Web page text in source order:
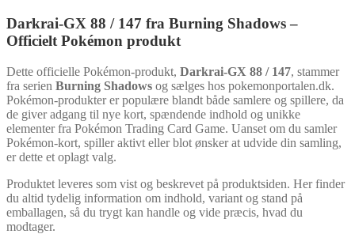
Darkrai-GX 88 / 147 fra Burning Shadows –
Officielt Pokémon produkt
Dette officielle Pokémon-produkt, Darkrai-GX 88 / 147, stammer
fra serien Burning Shadows og sælges hos pokemonportalen.dk.
Pokémon-produkter er populære blandt både samlere og spillere, da
de giver adgang til nye kort, spændende indhold og unikke
elementer fra Pokémon Trading Card Game. Uanset om du samler
Pokémon-kort, spiller aktivt eller blot ønsker at udvide din samling,
er dette et oplagt valg.
Produktet leveres som vist og beskrevet på produktsiden. Her finder
du altid tydelig information om indhold, variant og stand på
emballagen, så du trygt kan handle og vide præcis, hvad du
modtager.